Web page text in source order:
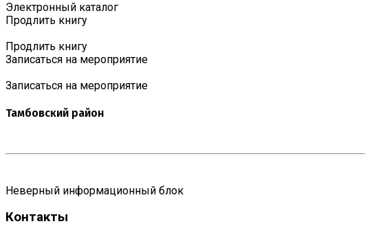
Электронный каталог
Продлить книгу
Продлить книгу
Записаться на мероприятие
Записаться на мероприятие
Тамбовский район
Неверный информационный блок
Контакты